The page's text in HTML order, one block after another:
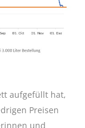
aufgefüllt hat,
Preisen
und